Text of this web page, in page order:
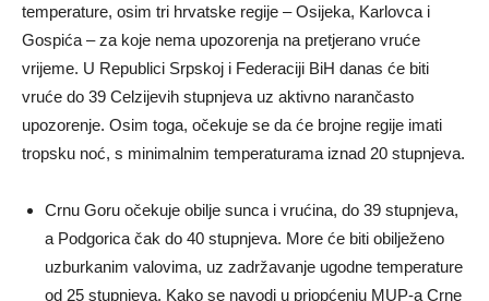
temperature, osim tri hrvatske regije – Osijeka, Karlovca i
Gospića – za koje nema upozorenja na pretjerano vruće
vrijeme. U Republici Srpskoj i Federaciji BiH danas će biti
vruće do 39 Celzijevih stupnjeva uz aktivno narančasto
upozorenje. Osim toga, očekuje se da će brojne regije imati
tropsku noć, s minimalnim temperaturama iznad 20 stupnjeva.
Crnu Goru očekuje obilje sunca i vrućina, do 39 stupnjeva,
a Podgorica čak do 40 stupnjeva. More će biti obilježeno
uzburkanim valovima, uz zadržavanje ugodne temperature
od 25 stupnjeva. Kako se navodi u priopćenju MUP-a Crne